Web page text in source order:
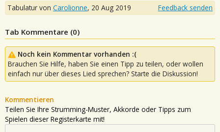
Tabulatur von Carolionne, 20 Aug 2019 Feedback senden
Tab Kommentare (0)
Noch kein Kommentar vorhanden :(
Brauchen Sie Hilfe, haben Sie einen Tipp zu teilen, oder wollen
einfach nur über dieses Lied sprechen? Starte die Diskussion!
Kommentieren
Teilen Sie Ihre Strumming-Muster, Akkorde oder Tipps zum
Spielen dieser Registerkarte mit!